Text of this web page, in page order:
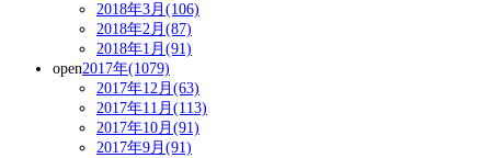
2018年3月(106)
2018年2月(87)
2018年1月(91)
open2017年(1079)
2017年12月(63)
2017年11月(113)
2017年10月(91)
2017年9月(91)